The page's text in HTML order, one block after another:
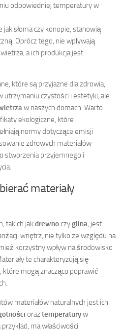
odpowiedniej temperatury w
jak słoma czy konopie, stanowią
Oprócz tego, nie wpływają
a ich produkcja jest
które są przyjazne dla zdrowia,
utrzymaniu czystości i estetyki, ale
w naszych domach. Warto
ekologiczne, które
normy dotyczące emisji
zdrowych materiałów
stworzenia przyjemnego i
materiały
takich jakdrewnoczyglina, jest
wnętrz, nie tylko ze względu na
korzystny wpływ na środowisko
te charakteryzują się
mogą znacząco poprawić
materiałów naturalnych jest ich
oraztemperaturyw
ma właściwości